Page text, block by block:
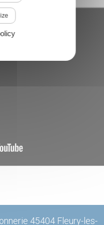
45404 Fleury-les-